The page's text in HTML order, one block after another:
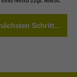
Schritt...